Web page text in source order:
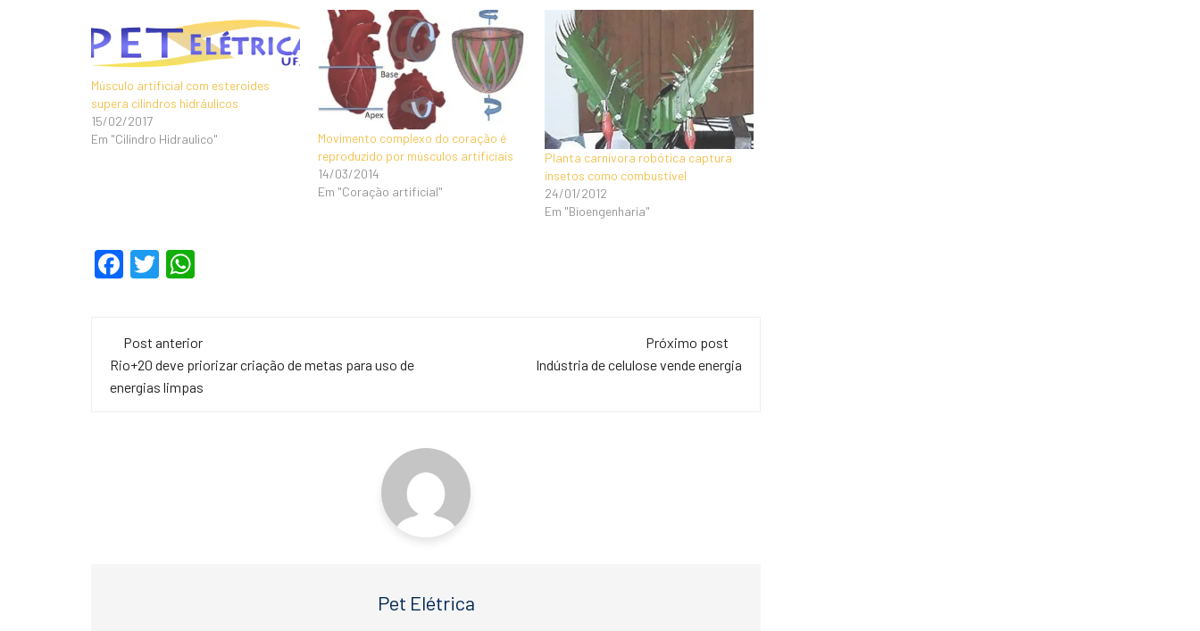
Músculo artificial com esteroides
supera cilindros hidráulicos
15/02/2017
Em "Cilindro Hidraulico"
Movimento complexo do coração é
reproduzido por músculos artificiais
14/03/2014
Em "Coração artificial"
Planta carnívora robótica captura
insetos como combustível
24/01/2012
Em "Bioengenharia"
F
e
b
o
T
er s
A
Navegação
de
Post anterior
Rio+20 deve priorizar criação de metas para uso de
energias limpas
Próximo post
Indústria de celulose vende energia
Pet Elétrica